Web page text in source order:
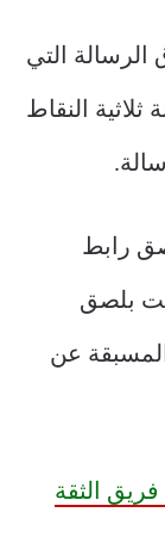
التي
ثلاثية النقاط
رابط
بلصق
عن
فريق الثقة